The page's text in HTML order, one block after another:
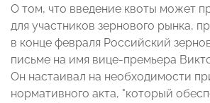
О том, что введение квоты может
для участников зернового рынка,
в конце февраля Российский
письме на имя вице-премьера
Он настаивал на необходимости
нормативного акта, "который